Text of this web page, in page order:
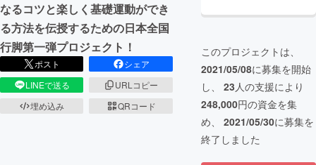
なるコツと楽しく基礎運動ができ
る方法を伝授するための日本全国
行脚第一弾プロジェクト！
ポスト
シェア
LINEで送る
URLコピー
埋め込み
QRコード
このプロジェクトは、
2021/05/08に募集を開始
し、 23人の支援により
248,000円の資金を集
め、 2021/05/30に募集を
終了しました